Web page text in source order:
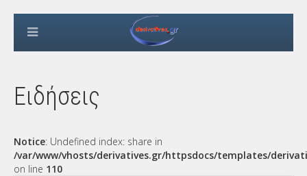
Ειδήσεις
Notice: Undefined index: share in
/var/www/vhosts/derivatives.gr/httpsdocs/templates/
on line 110